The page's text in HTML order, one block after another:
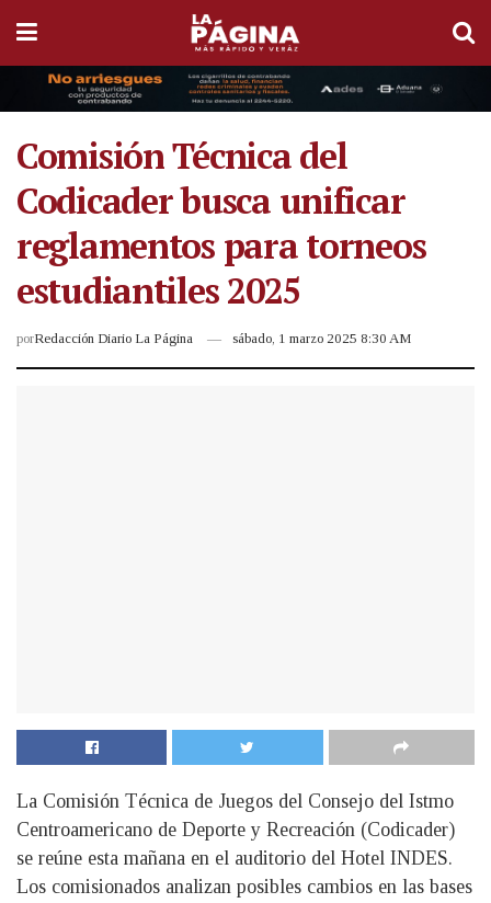
Comisión Técnica del
Codicader busca unificar
reglamentos para torneos
estudiantiles 2025
porRedacción Diario La Página sábado, 1 marzo 2025 8:30 AM
La Comisión Técnica de Juegos del Consejo del Istmo
Centroamericano de Deporte y Recreación (Codicader)
se reúne esta mañana en el auditorio del Hotel INDES.
Los comisionados analizan posibles cambios en las bases